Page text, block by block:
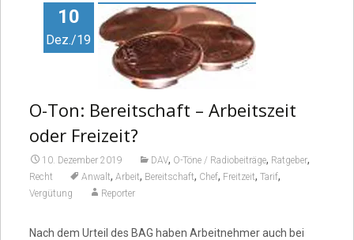
10
Dez./19
O-Ton: Bereitschaft – Arbeitszeit
oder Freizeit?
10. Dezember 2019 DAV, O-Töne / Radiobeiträge, Ratgeber,
Recht Anwalt, Arbeit, Bereitschaft, Chef, Freitzeit, Tarif,
Vergütung Reporter
Nach dem Urteil des BAG haben Arbeitnehmer auch bei